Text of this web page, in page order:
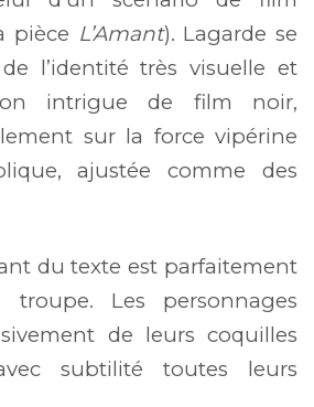
pièce L’Amant). Lagarde se
l’identité très visuelle et
intrigue de film noir,
sur la force vipérine
ajustée comme des
du texte est parfaitement
Les personnages
de leurs coquilles
subtilité toutes leurs